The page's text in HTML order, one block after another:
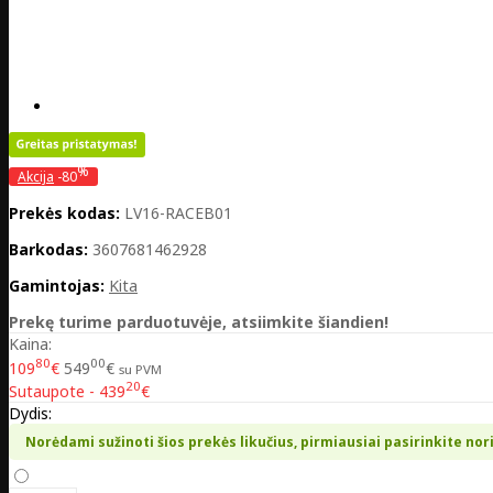
Akcija -80%
Prekės kodas: LV16-RACEB01
Barkodas: 3607681462928
Gamintojas: Kita
Prekę turime parduotuvėje, atsiimkite šiandien!
Kaina:
10980€ 54900€ su PVM
Sutaupote - 43920€
Dydis:
Norėdami sužinoti šios prekės likučius, pirmiausiai pasirinkite